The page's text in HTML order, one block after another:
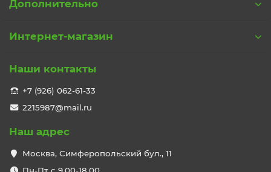
Дополнительно
Интернет-магазин
Наши контакты
+7 (926) 062-61-33
2215987@mail.ru
Наш адрес
Москва, Симферопольский бул., 11